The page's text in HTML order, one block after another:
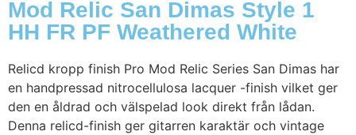
Mod Relic San Dimas Style 1
HH FR PF Weathered White
Relicd kropp finish Pro Mod Relic Series San Dimas har
en handpressad nitrocellulosa lacquer -finish vilket ger
den en åldrad och välspelad look direkt från lådan.
Denna relicd-finish ger gitarren karaktär och vintage